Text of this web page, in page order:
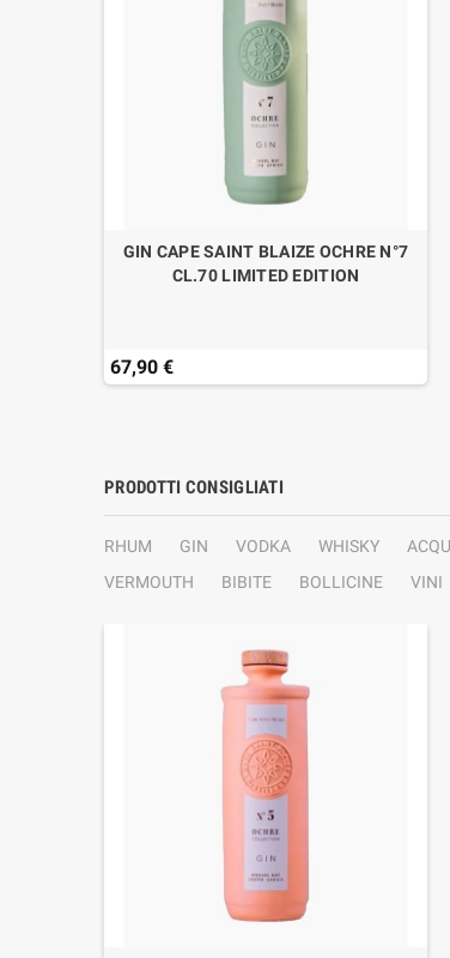
GIN CAPE SAINT BLAIZE OCHRE N°7
CL.70 LIMITED EDITION
67,90 €
PRODOTTI CONSIGLIATI
RHUM GIN VODKA WHISKY
VERMOUTH
BIBITE BOLLICINE VINI